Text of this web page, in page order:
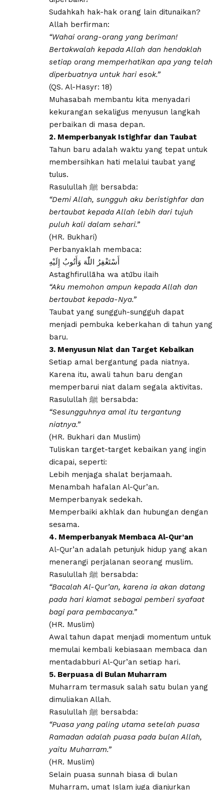
Sudahkah hak-hak orang lain ditunaikan?
Allah berfirman:
“Wahai orang-orang yang beriman!
Bertakwalah kepada Allah dan hendaklah
setiap orang memperhatikan apa yang telah
diperbuatnya untuk hari esok.”
(QS. Al-Hasyr: 18)
Muhasabah membantu kita menyadari
kekurangan sekaligus menyusun langkah
perbaikan di masa depan.
2. Memperbanyak Istighfar dan Taubat
Tahun baru adalah waktu yang tepat untuk
membersihkan hati melalui taubat yang
tulus.
Rasulullah ﷺ bersabda:
“Demi Allah, sungguh aku beristighfar dan
bertaubat kepada Allah lebih dari tujuh
puluh kali dalam sehari.”
(HR. Bukhari)
Perbanyaklah membaca:
أَسْتَغْفِرُ اللّٰهَ وَأَتُوبُ إِلَيْهِ
Astaghfirullāha wa atūbu ilaih
“Aku memohon ampun kepada Allah dan
bertaubat kepada-Nya.”
Taubat yang sungguh-sungguh dapat
menjadi pembuka keberkahan di tahun yang
baru.
3. Menyusun Niat dan Target Kebaikan
Setiap amal bergantung pada niatnya.
Karena itu, awali tahun baru dengan
memperbarui niat dalam segala aktivitas.
Rasulullah ﷺ bersabda:
“Sesungguhnya amal itu tergantung
niatnya.”
(HR. Bukhari dan Muslim)
Tuliskan target-target kebaikan yang ingin
dicapai, seperti:
Lebih menjaga shalat berjamaah.
Menambah hafalan Al-Qur’an.
Memperbanyak sedekah.
Memperbaiki akhlak dan hubungan dengan
sesama.
4. Memperbanyak Membaca Al-Qur’an
Al-Qur’an adalah petunjuk hidup yang akan
menerangi perjalanan seorang muslim.
Rasulullah ﷺ bersabda:
“Bacalah Al-Qur’an, karena ia akan datang
pada hari kiamat sebagai pemberi syafaat
bagi para pembacanya.”
(HR. Muslim)
Awal tahun dapat menjadi momentum untuk
memulai kembali kebiasaan membaca dan
mentadabburi Al-Qur’an setiap hari.
5. Berpuasa di Bulan Muharram
Muharram termasuk salah satu bulan yang
dimuliakan Allah.
Rasulullah ﷺ bersabda:
“Puasa yang paling utama setelah puasa
Ramadan adalah puasa pada bulan Allah,
yaitu Muharram.”
(HR. Muslim)
Selain puasa sunnah biasa di bulan
Muharram, umat Islam juga dianjurkan